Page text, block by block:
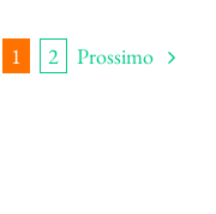
1 2 Prossimo